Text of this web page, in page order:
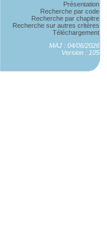
Présentation
Recherche par code
Recherche par chapitre
Recherche sur autres critères
Téléchargement
MAJ : 04/06/2026
Version : 105